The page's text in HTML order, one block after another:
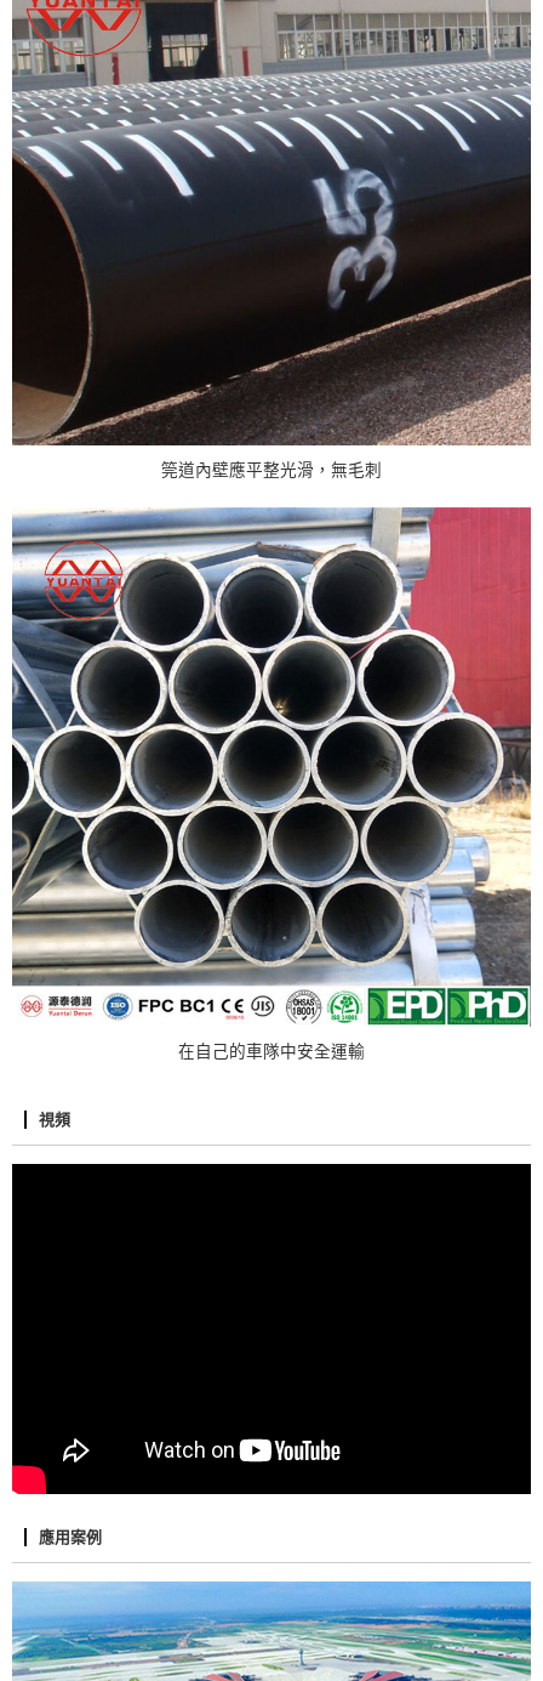
筦道內壁應平整光滑，無毛刺
在自己的車隊中安全運輸
視頻
應用案例